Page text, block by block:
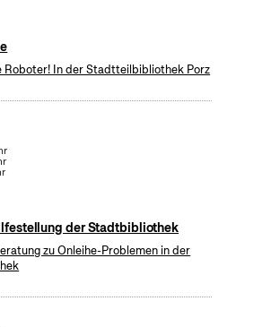
Roboter! In der Stadtteilbibliothek Porz
der Stadtbibliothek
zu Onleihe-Problemen in der